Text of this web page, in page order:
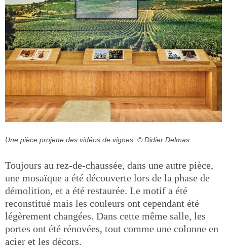
Une pièce projette des vidéos de vignes. © Didier Delmas
Toujours au rez-de-chaussée, dans une autre pièce,
une mosaïque a été découverte lors de la phase de
démolition, et a été restaurée. Le motif a été
reconstitué mais les couleurs ont cependant été
légèrement changées. Dans cette même salle, les
portes ont été rénovées, tout comme une colonne en
acier et les décors.